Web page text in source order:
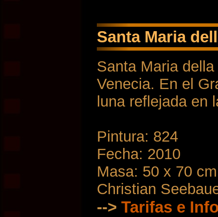
Santa Maria
Santa Maria
Venecia. En el
luna reflejada en
Pintura: 824
Fecha: 2010
Masa: 50 x 70 cm
Christian
--> Tarifas e